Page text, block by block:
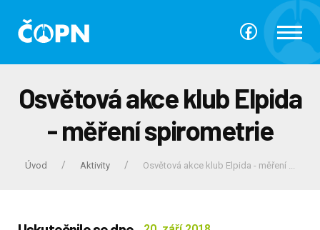
Osvětová akce klub Elpida
- měření spirometrie
Úvod Aktivity Osvětová akce klub Elpida - měření ...